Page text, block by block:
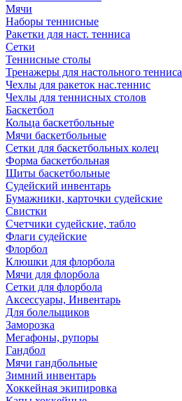
Мячи
Наборы теннисные
Ракетки для наст. тенниса
Сетки
Теннисные столы
Тренажеры для настольного тенниса
Чехлы для ракеток нас.теннис
Чехлы для теннисных столов
Баскетбол
Кольца баскетбольные
Мячи баскетбольные
Сетки для баскетбольных колец
Форма баскетбольная
Щиты баскетбольные
Судейский инвентарь
Бумажники, карточки судейские
Свистки
Счетчики судейские, табло
Флаги судейские
Флорбол
Клюшки для флорбола
Мячи для флорбола
Сетки для флорбола
Аксессуары, Инвентарь
Для болельщиков
Заморозка
Мегафоны, рупоры
Гандбол
Мячи гандбольные
Зимний инвентарь
Хоккейная экипировка